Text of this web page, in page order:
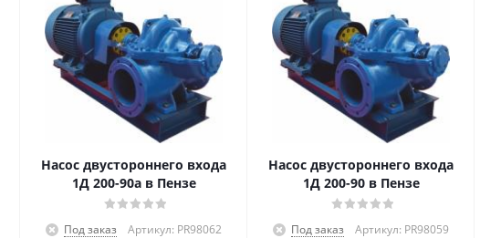
Насос двустороннего входа
1Д 200-90а в Пензе
Под заказ Артикул: PR98062
Насос двустороннего входа
1Д 200-90 в Пензе
Под заказ Артикул: PR98059